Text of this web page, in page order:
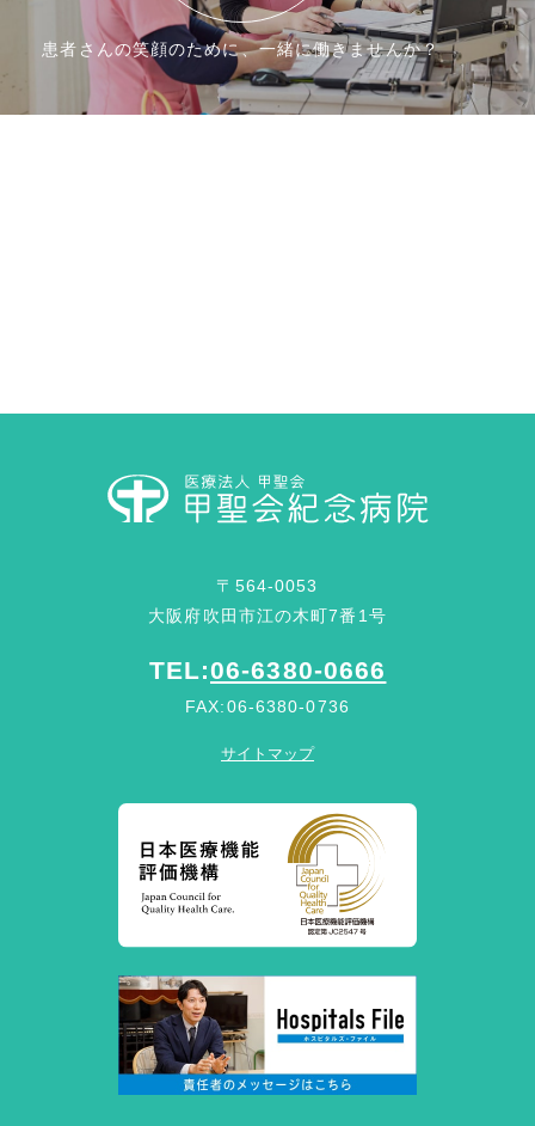
患者さんの笑顔のために、一緒に働きませんか？
〒564-0053
大阪府吹田市江の木町7番1号
TEL:06-6380-0666
FAX:06-6380-0736
サイトマップ